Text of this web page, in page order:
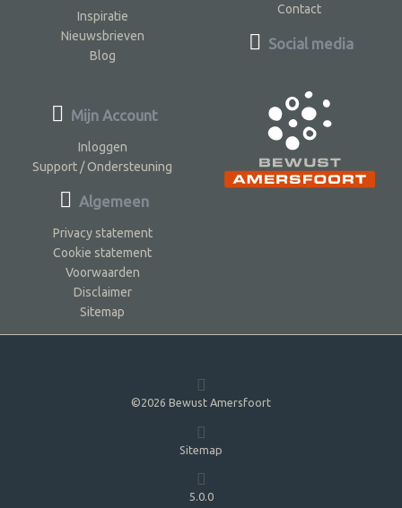
Inspiratie
Nieuwsbrieven
Blog
Contact
Social media
Mijn Account
Inloggen
Support / Ondersteuning
Algemeen
Privacy statement
Cookie statement
Voorwaarden
Disclaimer
Sitemap
©2026 Bewust Amersfoort
Sitemap
5.0.0